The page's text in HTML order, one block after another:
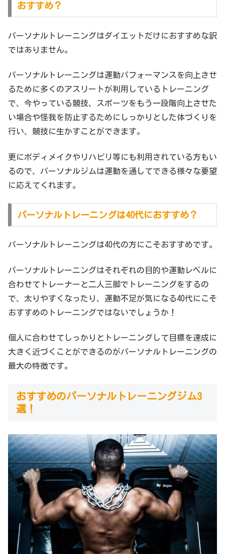
おすすめ？
パーソナルトレーニングはダイエットだけにおすすめな訳
ではありません。
パーソナルトレーニングは運動パフォーマンスを向上させ
るために多くのアスリートが利用しているトレーニング
で、今やっている競技、スポーツをもう一段階向上させた
い場合や怪我を防止するためにしっかりとした体づくりを
行い、競技に生かすことができます。
更にボディメイクやリハビリ等にも利用されている方もい
るので、パーソナルジムは運動を通してできる様々な要望
に応えてくれます。
パーソナルトレーニングは40代におすすめ？
パーソナルトレーニングは40代の方にこそおすすめです。
パーソナルトレーニングはそれぞれの目的や運動レベルに
合わせてトレーナーと二人三脚でトレーニングをするの
で、太りやすくなったり、運動不足が気になる40代にこそ
おすすめのトレーニングではないでしょうか！
個人に合わせてしっかりとトレーニングして目標を達成に
大きく近づくことができるのがパーソナルトレーニングの
最大の特徴です。
おすすめのパーソナルトレーニングジム3
選！